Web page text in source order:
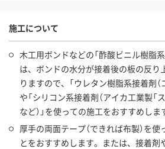
施工について
木工用ボンドなどの「酢酸ビニル樹脂
は、ボンドの水分が接着後の板の反り
りますので、「ウレタン樹脂系接着剤（
や「シリコン系接着剤（アイカ工業製「
など）」を使っての施工をおすすめしま
厚手の両面テープ（できれば布製）を
とをおすすめします。または、接着剤